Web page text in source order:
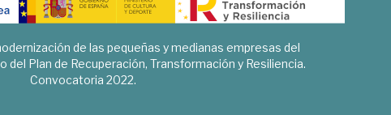
de las pequeñas y medianas empresas del
del Plan de Recuperación, Transformación y Resiliencia.
Convocatoria 2022.